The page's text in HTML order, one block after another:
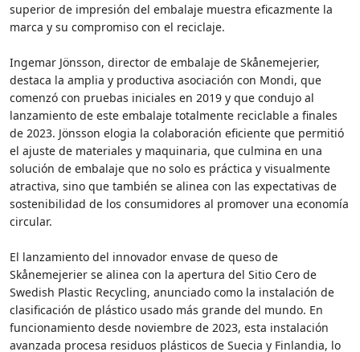
superior de impresión del embalaje muestra eficazmente la
marca y su compromiso con el reciclaje.
Ingemar Jönsson, director de embalaje de Skånemejerier,
destaca la amplia y productiva asociación con Mondi, que
comenzó con pruebas iniciales en 2019 y que condujo al
lanzamiento de este embalaje totalmente reciclable a finales
de 2023. Jönsson elogia la colaboración eficiente que permitió
el ajuste de materiales y maquinaria, que culmina en una
solución de embalaje que no solo es práctica y visualmente
atractiva, sino que también se alinea con las expectativas de
sostenibilidad de los consumidores al promover una economía
circular.
El lanzamiento del innovador envase de queso de
Skånemejerier se alinea con la apertura del Sitio Cero de
Swedish Plastic Recycling, anunciado como la instalación de
clasificación de plástico usado más grande del mundo. En
funcionamiento desde noviembre de 2023, esta instalación
avanzada procesa residuos plásticos de Suecia y Finlandia, lo